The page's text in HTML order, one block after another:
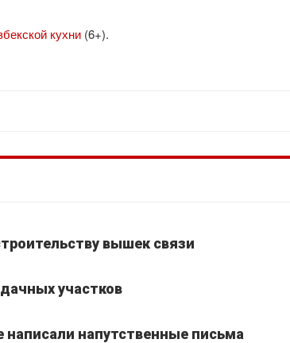
кухни (6+).
вышек связи
участков
напутственные письма